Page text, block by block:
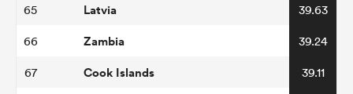
65 Latvia 39.63
66 Zambia 39.24
67 Cook Islands 39.11